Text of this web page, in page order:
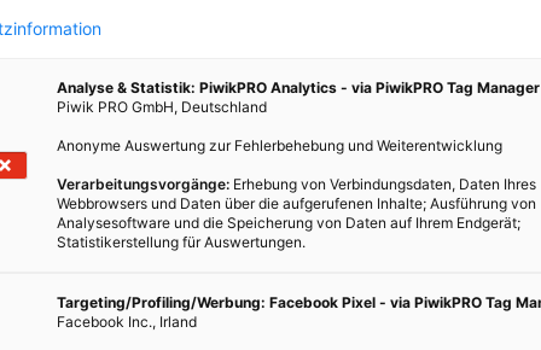
Wiener Wasser ist im Sommer wärmer als im
hat das kühlste Leitungswasser unter allen
Weil das Wasser erstens unterirdisch entnommen
der Leitung. Im Winter ist es zwei Grad kälter. Zum
London hat das Wasser, das aus der Leitung kommt, im
kühlste U-Bahn-Station Wiens
Analyse & Statistik: PiwikPRO Analytics - via PiwikPRO Tag Manager
Piwik PRO GmbH, Deutschland
Anonyme Auswertung zur Fehlerbehebung und Weiterentwicklung
Verarbeitungsvorgänge: Erhebung von Verbindungsdaten, Daten Ihres
Webbrowsers und Daten über die aufgerufenen Inhalte; Ausführung von
Analysesoftware und die Speicherung von Daten auf Ihrem Endgerät;
Statistikerstellung für Auswertungen.
Targeting/Profiling/Werbung: Facebook Pixel - via PiwikPRO Tag
Facebook Inc., Irland